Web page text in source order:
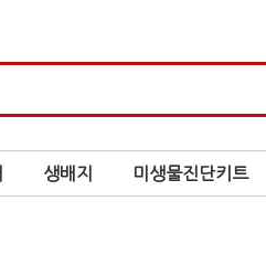
생배지 미생물진단키트